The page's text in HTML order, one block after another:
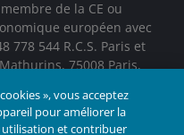
de la CE ou
européen avec
778 544 R.C.S. Paris et
75008 Paris,
autres marques
», vous acceptez
pour améliorer la
utilisation et contribuer